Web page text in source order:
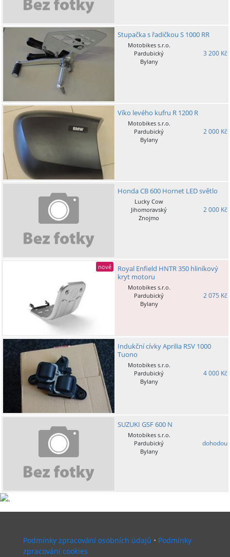
Stupačka s řadičkou S 1000 RR
Motobikes s.r.o.
Pardubický
Bylany
3 200 Kč
Víko levého kufru R 1200 R
Motobikes s.r.o.
Pardubický
Bylany
2 000 Kč
Honda CB 600 Hornet LED světlo
Lucky Cow
Jihomoravský
Znojmo
2 000 Kč
nové
Royal Enfield HNTR 350 hliníkový
kryt motoru
Motobikes s.r.o.
Pardubický
Bylany
2 075 Kč
Indukční cívky Aprilia RSV 1000
Tuono
Motobikes s.r.o.
Pardubický
Bylany
4 000 Kč
SUZUKI GSF 600 N
Motobikes s.r.o.
Pardubický
Bylany
dohodou
Podmínky zpracování osobních údajů • Podmínky
zpracování cookies